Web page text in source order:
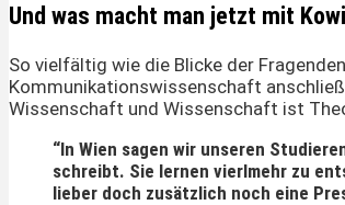
Und was macht man jetzt mit
So vielfältig wie die Blicke der
Kommunikationswissenschaft
Wissenschaft und Wissenschaft ist
“In Wien sagen wir unseren
schreibt. Sie lernen vierlmehr zu
lieber doch zusätzlich noch eine